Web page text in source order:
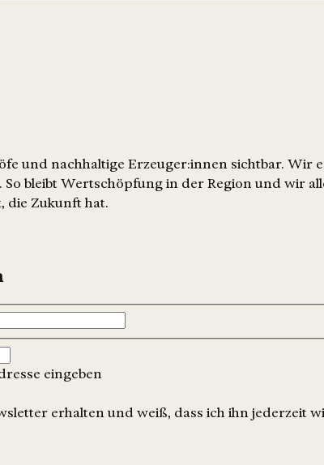
und nachhaltige Erzeuger:innen sichtbar. Wir
So bleibt Wertschöpfung in der Region und wir
die Zukunft hat.
eingeben
erhalten und weiß, dass ich ihn jederzeit